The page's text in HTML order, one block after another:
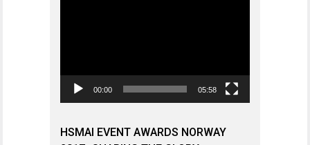
00:00 05:58
HSMAI EVENT AWARDS NORWAY